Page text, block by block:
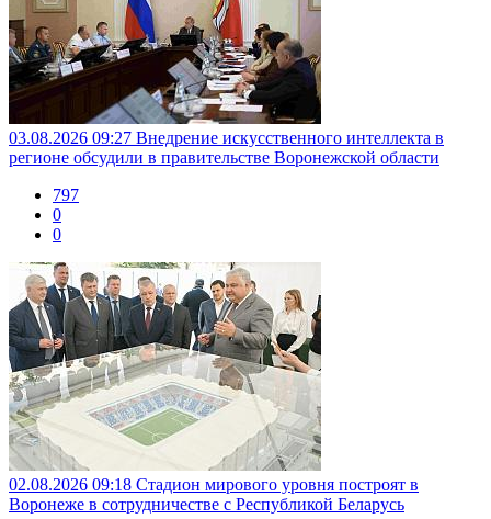
03.08.2026 09:27 Внедрение искусственного интеллекта в
регионе обсудили в правительстве Воронежской области
797
0
0
02.08.2026 09:18 Стадион мирового уровня построят в
Воронеже в сотрудничестве с Республикой Беларусь